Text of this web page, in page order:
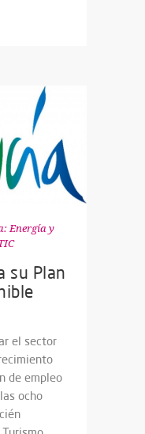
Energía y
su Plan
el sector
de empleo
ocho